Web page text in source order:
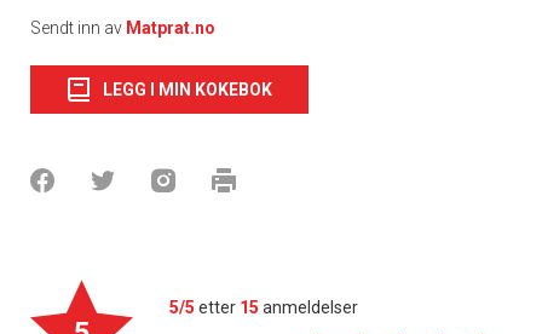
Sendt inn av Matprat.no
LEGG I MIN KOKEBOK
5/5 etter 15 anmeldelser